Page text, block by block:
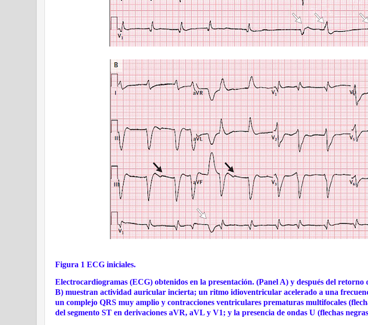
Figura 1 ECG iniciales.
Electrocardiogramas (ECG) obtenidos en la presentación. (Panel A) y después del retorno
B) muestran actividad auricular incierta; un ritmo idioventricular acelerado a una
un complejo QRS muy amplio y contracciones ventriculares prematuras multifocales
del segmento ST en derivaciones aVR, aVL y V1; y la presencia de ondas U (flechas